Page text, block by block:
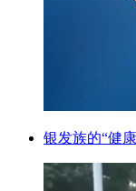
银发族的“健